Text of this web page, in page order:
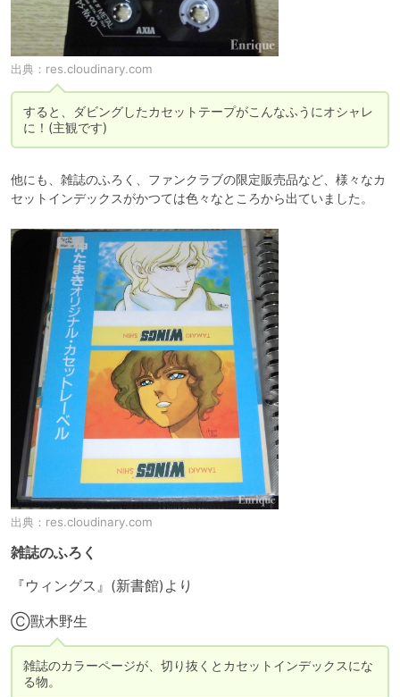
出典： res.cloudinary.com
すると、ダビングしたカセットテープがこんなふうにオシャレ
に！(主観です)
他にも、雑誌のふろく、ファンクラブの限定販売品など、様々なカ
セットインデックスがかつては色々なところから出ていました。
出典： res.cloudinary.com
雑誌のふろく
『ウィングス』(新書館)より
Ⓒ獸木野生
雑誌のカラーページが、切り抜くとカセットインデックスにな
る物。